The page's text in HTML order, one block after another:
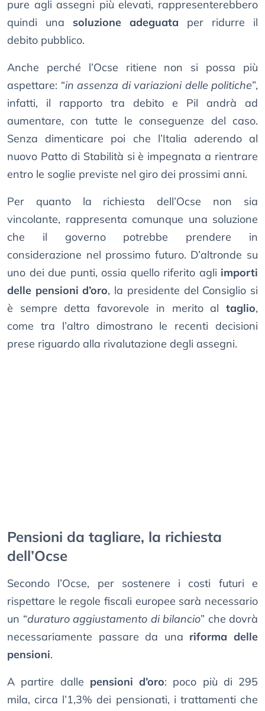
pure agli assegni più elevati, rappresenterebbero
quindi una soluzione adeguata per ridurre il
debito pubblico.
Anche perché l’Ocse ritiene non si possa più
aspettare: “in assenza di variazioni delle politiche”,
infatti, il rapporto tra debito e Pil andrà ad
aumentare, con tutte le conseguenze del caso.
Senza dimenticare poi che l’Italia aderendo al
nuovo Patto di Stabilità si è impegnata a rientrare
entro le soglie previste nel giro dei prossimi anni.
Per quanto la richiesta dell’Ocse non sia
vincolante, rappresenta comunque una soluzione
che il governo potrebbe prendere in
considerazione nel prossimo futuro. D’altronde su
uno dei due punti, ossia quello riferito agli importi
delle pensioni d’oro, la presidente del Consiglio si
è sempre detta favorevole in merito al taglio,
come tra l’altro dimostrano le recenti decisioni
prese riguardo alla rivalutazione degli assegni.
Pensioni da tagliare, la richiesta
dell’Ocse
Secondo l’Ocse, per sostenere i costi futuri e
rispettare le regole fiscali europee sarà necessario
un “duraturo aggiustamento di bilancio” che dovrà
necessariamente passare da una riforma delle
pensioni.
A partire dalle pensioni d’oro: poco più di 295
mila, circa l’1,3% dei pensionati, i trattamenti che